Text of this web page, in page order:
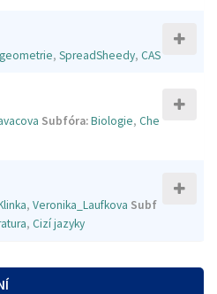
, SpreadSheedy, CAS
Subfóra:Biologie, Che
, Veronika_Laufkova Subf
, Cizí jazyky